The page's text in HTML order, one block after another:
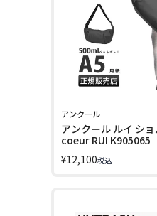
アンクール
アンクール ルイ シ
coeur RUI K905065
¥12,100税込